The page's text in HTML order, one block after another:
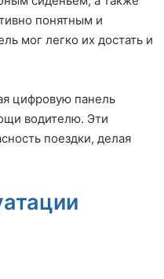
понятным и
мог легко их достать и
цифровую панель
водителю. Эти
поездки, делая